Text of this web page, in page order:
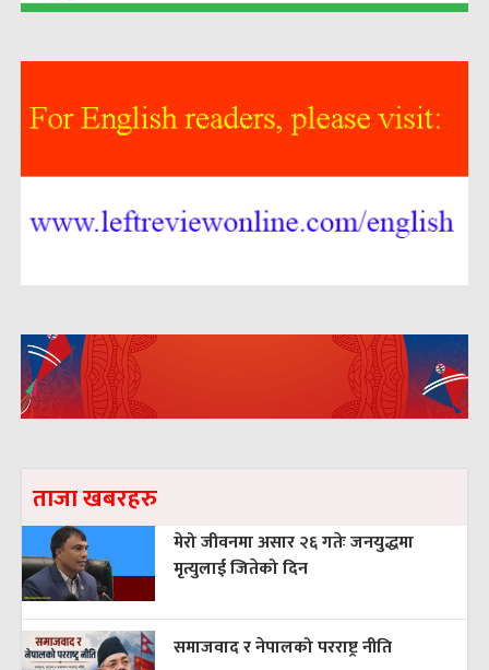
ताजा खबरहरु
मेरो जीवनमा असार २६ गतेः जनयुद्धमा
मृत्युलाई जितेको दिन
समाजवाद र नेपालको परराष्ट्र नीति